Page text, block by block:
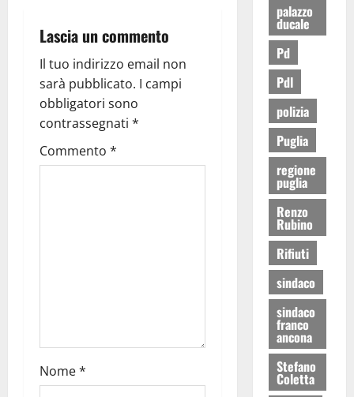
Lascia un commento
Il tuo indirizzo email non
sarà pubblicato. I campi
obbligatori sono
contrassegnati *
Commento *
Nome*
palazzo
ducale
Pd
Pdl
polizia
Puglia
regione
puglia
Renzo
Rubino
Rifiuti
sindaco
sindaco
franco
ancona
Stefano
Coletta